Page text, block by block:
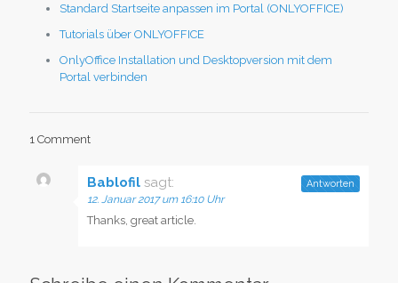
Standard Startseite anpassen im Portal (ONLYOFFICE)
Tutorials über ONLYOFFICE
OnlyOffice Installation und Desktopversion mit dem
Portal verbinden
1 Comment
Bablofil sagt:
12. Januar 2017 um 16:10 Uhr
Thanks, great article.
Antworten